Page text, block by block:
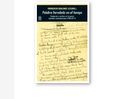
Antiguo
Teoría literaria
Moderna
Lingüística